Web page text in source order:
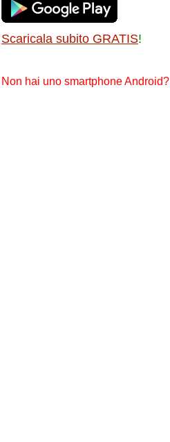
Scaricala subito GRATIS!
Non hai uno smartphone Android?